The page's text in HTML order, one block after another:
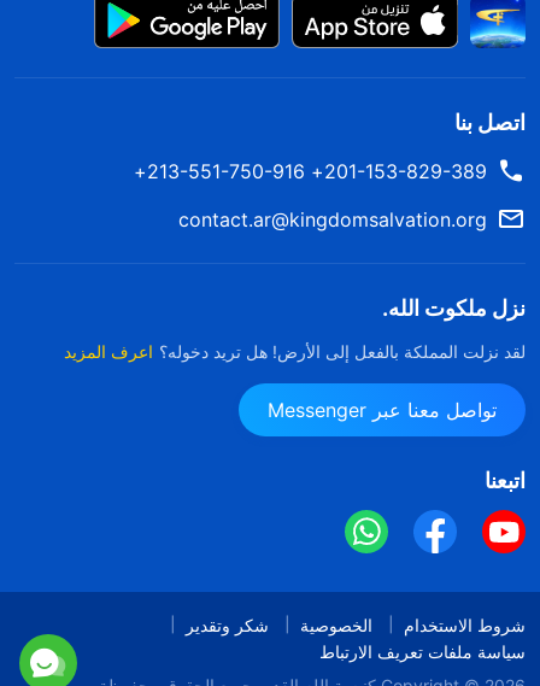
اتصل بنا
201-153-829-389+ 213-551-750-916+
contact.ar@kingdomsalvation.org
نزل ملكوت الله.
لقد نزلت المملكة بالفعل إلى الأرض! هل تريد دخوله؟ اعرف المزيد
تواصل معنا عبر Messenger
اتبعنا
شروط الاستخدام الخصوصية
شكر وتقدير
سياسة ملفات تعريف الارتباط